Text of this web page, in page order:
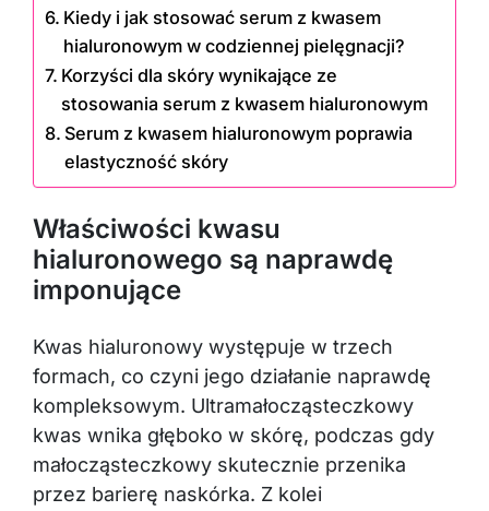
Kiedy i jak stosować serum z kwasem
hialuronowym w codziennej pielęgnacji?
Korzyści dla skóry wynikające ze
stosowania serum z kwasem hialuronowym
Serum z kwasem hialuronowym poprawia
elastyczność skóry
Właściwości kwasu
hialuronowego są naprawdę
imponujące
Kwas hialuronowy występuje w trzech
formach, co czyni jego działanie naprawdę
kompleksowym. Ultramałocząsteczkowy
kwas wnika głęboko w skórę, podczas gdy
małocząsteczkowy skutecznie przenika
przez barierę naskórka. Z kolei